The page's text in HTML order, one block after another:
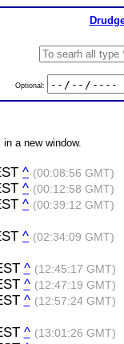
Optional:
a new window.
^ (00:08:56 GMT)
^ (00:12:58 GMT)
^ (00:39:12 GMT)
^ (02:34:09 GMT)
^ (12:45:17 GMT)
^ (12:47:19 GMT)
^ (12:57:24 GMT)
^ (13:01:26 GMT)